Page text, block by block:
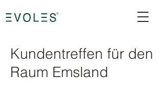
Kundentreffen für den
Raum Emsland